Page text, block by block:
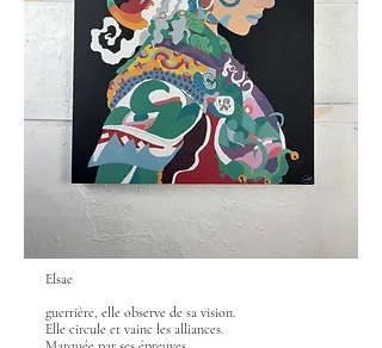
Elsae
guerrière, elle observe de sa vision.
Elle circule et vainc les alliances.